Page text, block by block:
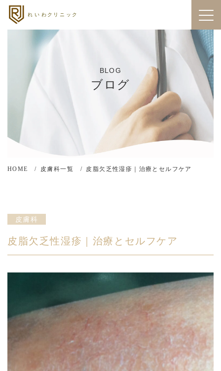
BLOG
ブログ
HOME 皮膚科一覧 皮脂欠乏性湿疹｜治療とセルフケア
皮膚科
皮脂欠乏性湿疹｜治療とセルフケア